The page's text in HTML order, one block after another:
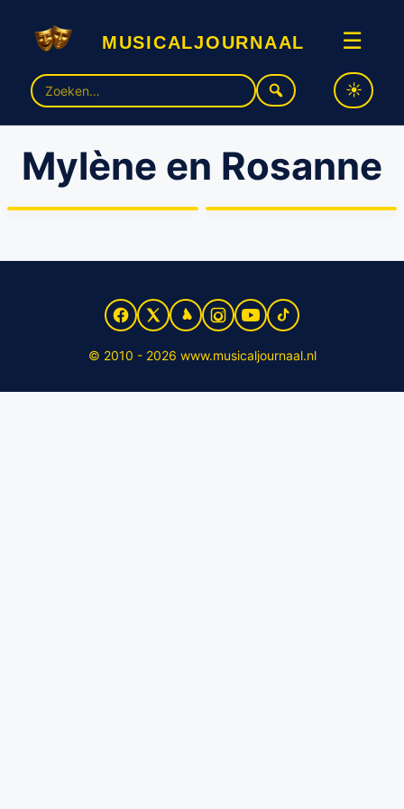
musicaljournaal ☰
Zoek
naar:
Mylène en Rosanne
Mylène en Rosanne komen
met gloednieuwe show
naar de theaters
Mylène & Rosanne in ‘Tina
© 2010 - 2026 www.musicaljournaal.nl